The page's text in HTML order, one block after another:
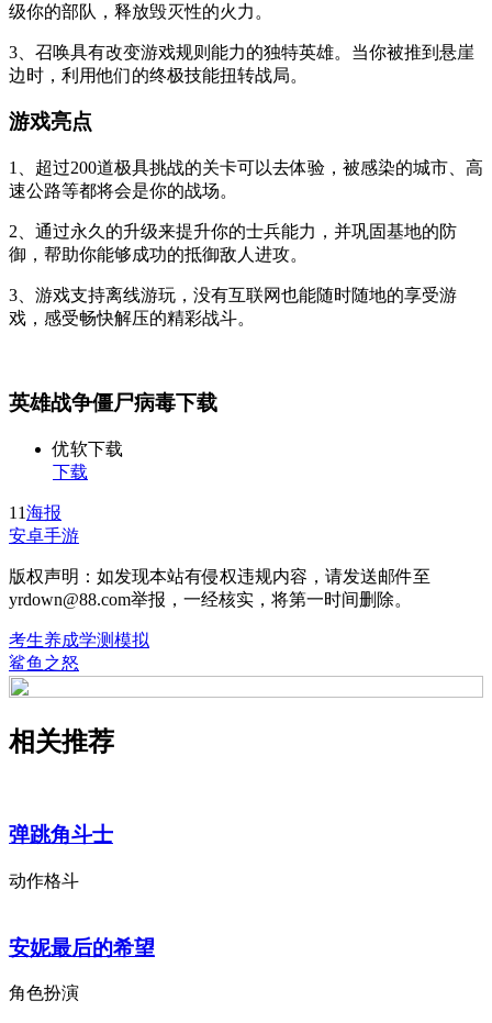
级你的部队，释放毁灭性的火力。
3、召唤具有改变游戏规则能力的独特英雄。当你被推到悬崖
边时，利用他们的终极技能扭转战局。
游戏亮点
1、超过200道极具挑战的关卡可以去体验，被感染的城市、高
速公路等都将会是你的战场。
2、通过永久的升级来提升你的士兵能力，并巩固基地的防
御，帮助你能够成功的抵御敌人进攻。
3、游戏支持离线游玩，没有互联网也能随时随地的享受游
戏，感受畅快解压的精彩战斗。
英雄战争僵尸病毒下载
优软下载
下载
11海报
安卓手游
版权声明：如发现本站有侵权违规内容，请发送邮件至
yrdown@88.com举报，一经核实，将第一时间删除。
考生养成学测模拟
鲨鱼之怒
相关推荐
弹跳角斗士
动作格斗
安妮最后的希望
角色扮演